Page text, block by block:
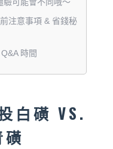
驗可能會不同哦～
注意事項 & 省錢秘
時間
白磺 VS.